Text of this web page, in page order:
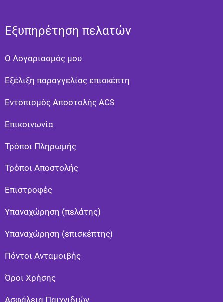
Εξυπηρέτηση πελατών
Ο Λογαριασμός μου
Εξέλιξη παραγγελίας επισκέπτη
Εντοπισμός Αποστολής ACS
Επικοινωνία
Τρόποι Πληρωμής
Τρόποι Αποστολής
Eπιστροφές
Υπαναχώρηση (πελάτης)
Υπαναχώρηση (επισκέπτης)
Πόντοι Ανταμοιβής
Όροι Χρήσης
Ασφάλεια Παιχνιδιών